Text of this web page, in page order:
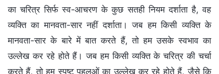
का चरित्र सिर्फ स्व-आचरण के कुछ सतही नियम दर्शाता है, वह
व्यक्ति का मानवता-सार नहीं दर्शाता। जब हम किसी व्यक्ति के
मानवता-सार के बारे में बात करते हैं, तो हम उसके स्वभाव का
उल्लेख कर रहे होते हैं। जब हम किसी व्यक्ति के चरित्र की चर्चा
करते हैं, तो हम स्पष्ट पहलुओं का उल्लेख कर रहे होते हैं, जैसे कि